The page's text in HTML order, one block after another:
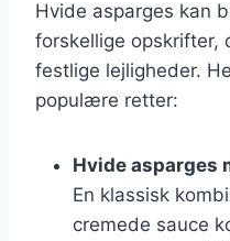
Hvide asparges kan
forskellige opskrifter,
festlige lejligheder.
populære retter:
Hvide asparges
En klassisk
cremede sauce